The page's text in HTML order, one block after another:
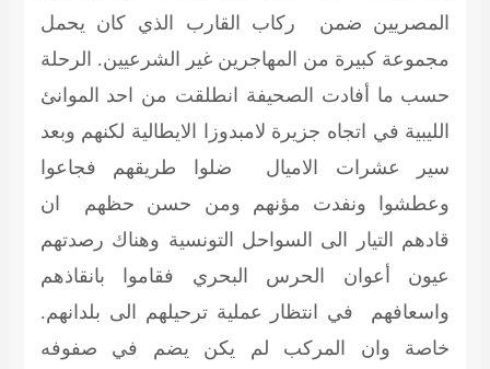
المصريين ضمن ركاب القارب الذي كان يحمل
مجموعة كبيرة من المهاجرين غير الشرعيين. الرحلة
حسب ما أفادت الصحيفة انطلقت من احد الموانئ
الليبية في اتجاه جزيرة لامبدوزا الايطالية لكنهم وبعد
سير عشرات الاميال ضلوا طريقهم فجاعوا
وعطشوا ونفدت مؤنهم ومن حسن حظهم ان
قادهم التيار الى السواحل التونسية وهناك رصدتهم
عيون أعوان الحرس البحري فقاموا بانقاذهم
واسعافهم في انتظار عملية ترحيلهم الى بلدانهم.
خاصة وان المركب لم يكن يضم في صفوفه